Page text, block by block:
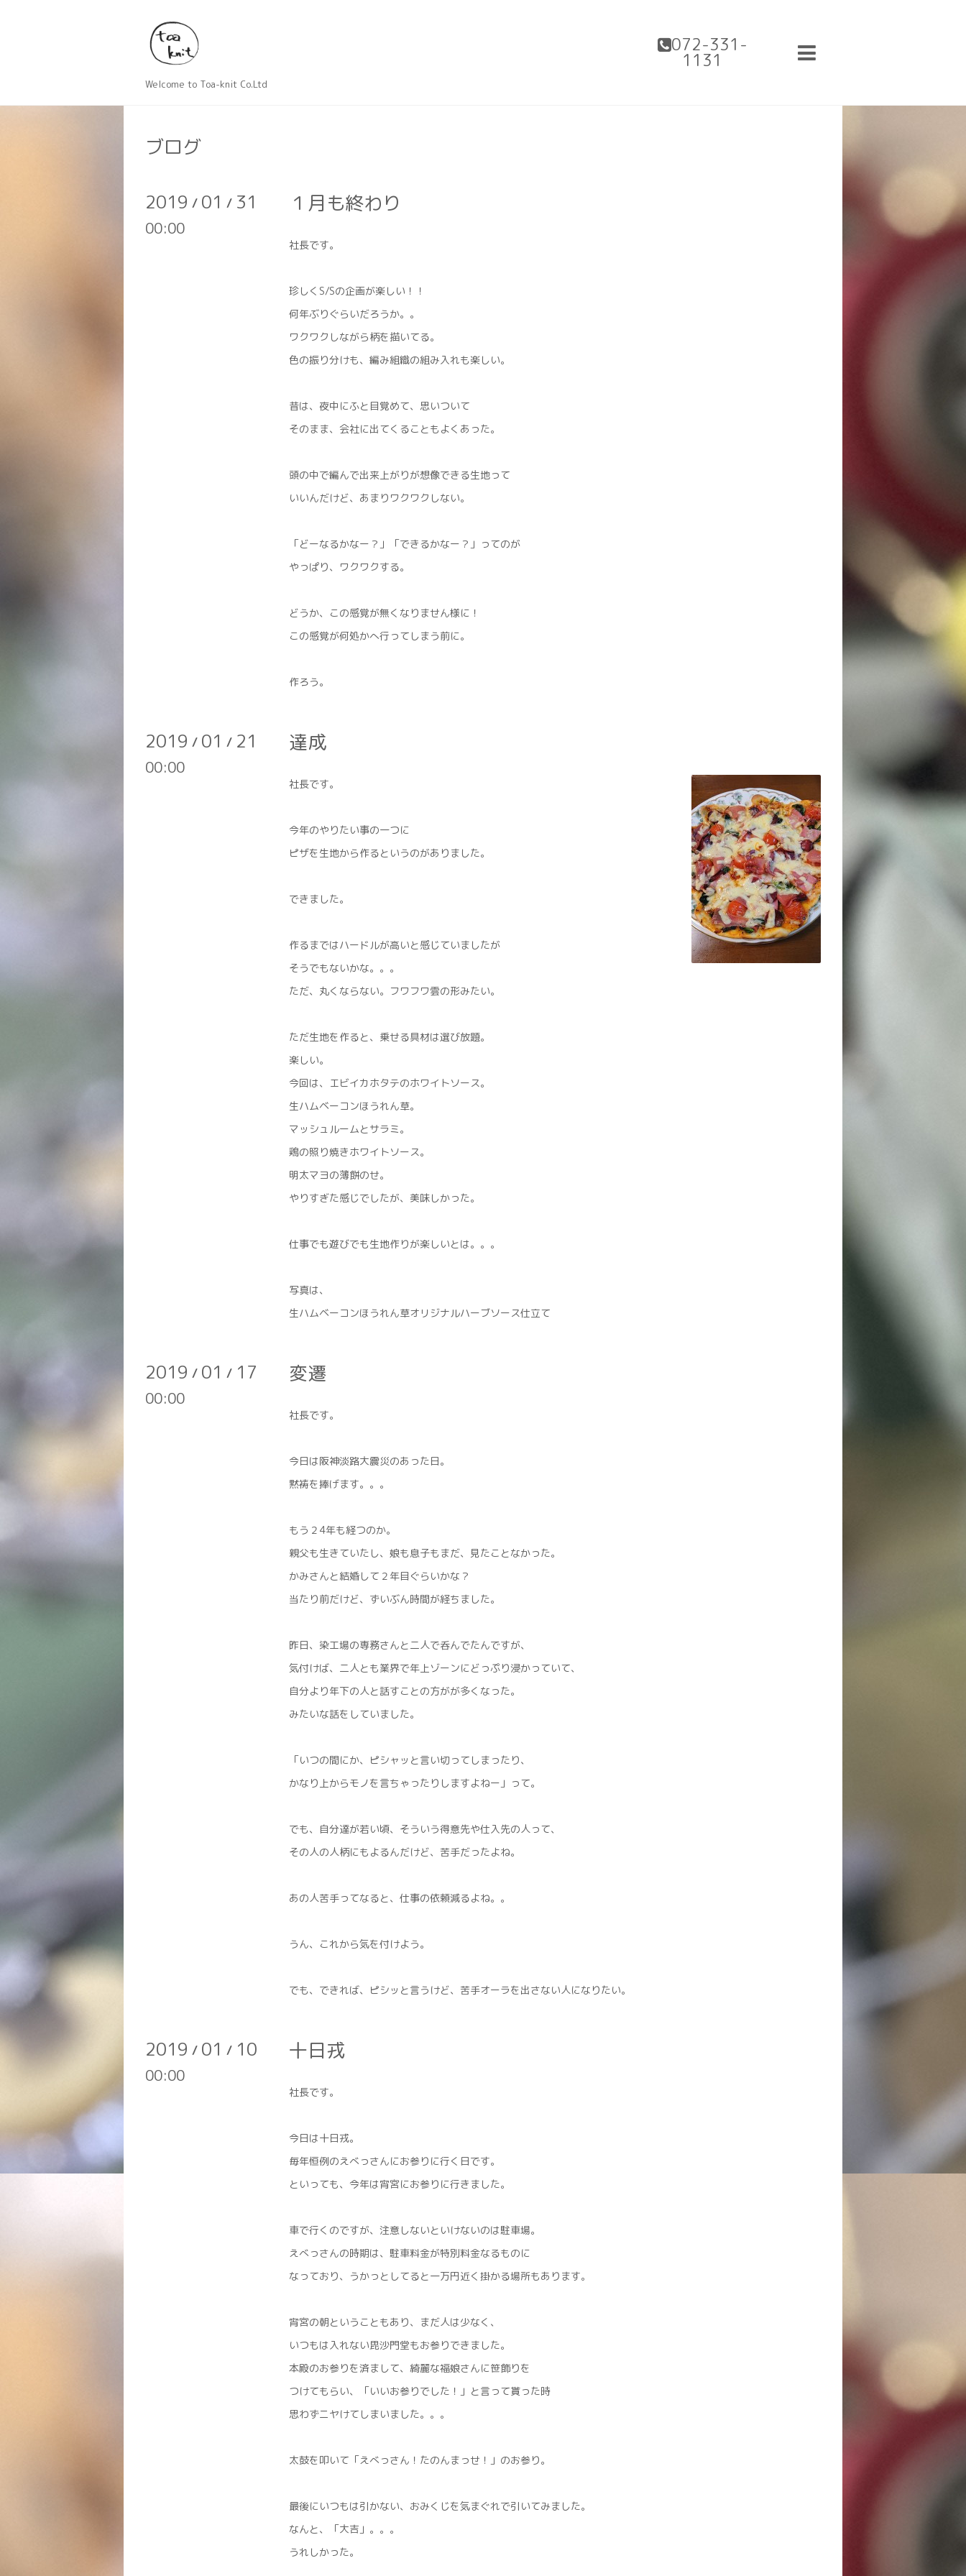
072-331-
1131
Welcome to Toa-knit Co.Ltd
ブログ
2019 / 01 / 31
00:00
１月も終わり
社長です。
珍しくS/Sの企画が楽しい！！
何年ぶりぐらいだろうか。。
ワクワクしながら柄を描いてる。
色の振り分けも、編み組織の組み入れも楽しい。
昔は、夜中にふと目覚めて、思いついて
そのまま、会社に出てくることもよくあった。
頭の中で編んで出来上がりが想像できる生地って
いいんだけど、あまりワクワクしない。
「どーなるかなー？」「できるかなー？」ってのが
やっぱり、ワクワクする。
どうか、この感覚が無くなりません様に！
この感覚が何処かへ行ってしまう前に。
作ろう。
2019 / 01 / 21
00:00
達成
社長です。
今年のやりたい事の一つに
ピザを生地から作るというのがありました。
できました。
作るまではハードルが高いと感じていましたが
そうでもないかな。。。
ただ、丸くならない。フワフワ雲の形みたい。
ただ生地を作ると、乗せる具材は選び放題。
楽しい。
今回は、エビイカホタテのホワイトソース。
生ハムベーコンほうれん草。
マッシュルームとサラミ。
鶏の照り焼きホワイトソース。
明太マヨの薄餅のせ。
やりすぎた感じでしたが、美味しかった。
仕事でも遊びでも生地作りが楽しいとは。。。
写真は、
生ハムベーコンほうれん草オリジナルハーブソース仕立て
2019 / 01 / 17
00:00
変遷
社長です。
今日は阪神淡路大震災のあった日。
黙祷を捧げます。。。
もう２4年も経つのか。
親父も生きていたし、娘も息子もまだ、見たことなかった。
かみさんと結婚して２年目ぐらいかな？
当たり前だけど、ずいぶん時間が経ちました。
昨日、染工場の専務さんと二人で呑んでたんですが、
気付けば、二人とも業界で年上ゾーンにどっぷり浸かっていて、
自分より年下の人と話すことの方がが多くなった。
みたいな話をしていました。
「いつの間にか、ピシャッと言い切ってしまったり、
かなり上からモノを言ちゃったりしますよねー」って。
でも、自分達が若い頃、そういう得意先や仕入先の人って、
その人の人柄にもよるんだけど、苦手だったよね。
あの人苦手ってなると、仕事の依頼減るよね。。
うん、これから気を付けよう。
でも、できれば、ピシッと言うけど、苦手オーラを出さない人になりたい。
2019 / 01 / 10
00:00
十日戎
社長です。
今日は十日戎。
毎年恒例のえべっさんにお参りに行く日です。
といっても、今年は宵宮にお参りに行きました。
車で行くのですが、注意しないといけないのは駐車場。
えべっさんの時期は、駐車料金が特別料金なるものに
なっており、うかっとしてると一万円近く掛かる場所もあります。
宵宮の朝ということもあり、まだ人は少なく、
いつもは入れない毘沙門堂もお参りできました。
本殿のお参りを済まして、綺麗な福娘さんに笹飾りを
つけてもらい、「いいお参りでした！」と言って貰った時
思わずニヤけてしまいました。。。
太鼓を叩いて「えべっさん！たのんまっせ！」のお参り。
最後にいつもは引かない、おみくじを気まぐれで引いてみました。
なんと、「大吉」。。。
うれしかった。